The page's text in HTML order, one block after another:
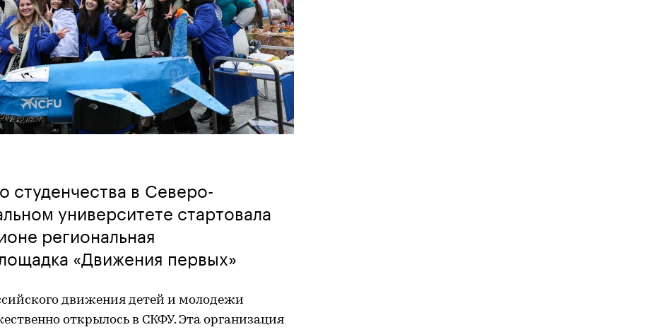
студенчества в Северо-
университете стартовала
региональная
«Движения первых»
движения детей и молодежи
открылось в СКФУ. Эта организация